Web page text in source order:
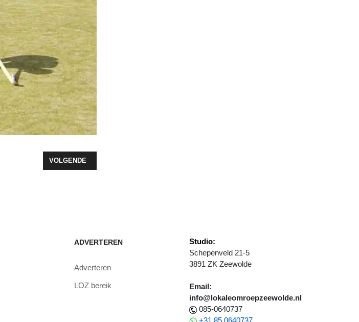
VOLGENDE ARTIKEL: SPORTSCHOLEN DICHT GAAT TEN KOSTE VAN FITHEID
VOLGENDE
ADVERTEREN
Adverteren
LOZ bereik
Studio:
Schepenveld 21-5
3891 ZK Zeewolde
Email:
info@lokaleomroepzeewolde.nl
085-0640737
+31 85 0640737